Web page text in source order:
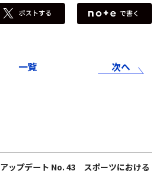
一覧 次へ
ップデート No. 43 スポーツにおける